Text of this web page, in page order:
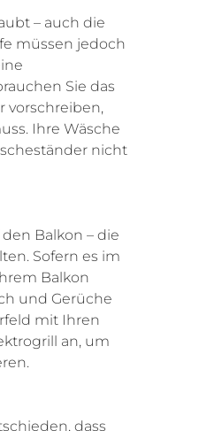
– auch die
müssen jedoch
Sie das
vorschreiben,
Ihre Wäsche
nicht
Balkon – die
Sofern es im
Balkon
und Gerüche
mit Ihren
an, um
dass